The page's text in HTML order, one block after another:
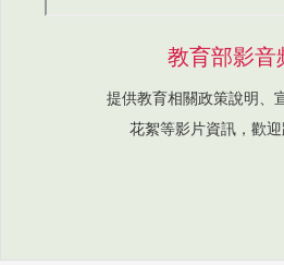
教育部影音
提供教育相關政策說明、
花絮等影片資訊，歡迎